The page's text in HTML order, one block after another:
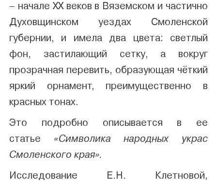
– начале XX веков в Вяземском и частично
Духовщинском уездах Смоленской
губернии, и имела два цвета: светлый
фон, застилающий сетку, а вокруг
прозрачная перевить, образующая чёткий
яркий орнамент, преимущественно в
красных тонах.
Это подробно описывается в ее
статье «Символика народных украс
Смоленского края».
Исследование Е.Н. Клетновой,